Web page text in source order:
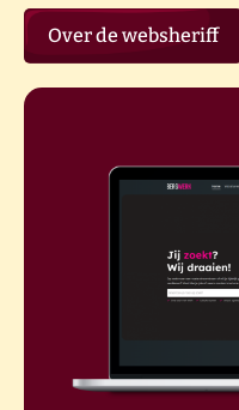
Over de websheriff